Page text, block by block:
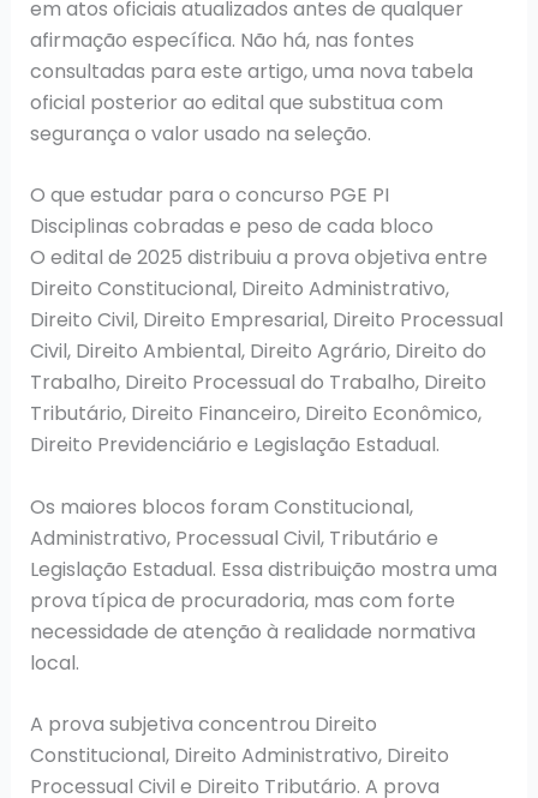
em atos oficiais atualizados antes de qualquer
afirmação específica. Não há, nas fontes
consultadas para este artigo, uma nova tabela
oficial posterior ao edital que substitua com
segurança o valor usado na seleção.
O que estudar para o concurso PGE PI
Disciplinas cobradas e peso de cada bloco
O edital de 2025 distribuiu a prova objetiva entre
Direito Constitucional, Direito Administrativo,
Direito Civil, Direito Empresarial, Direito Processual
Civil, Direito Ambiental, Direito Agrário, Direito do
Trabalho, Direito Processual do Trabalho, Direito
Tributário, Direito Financeiro, Direito Econômico,
Direito Previdenciário e Legislação Estadual.
Os maiores blocos foram Constitucional,
Administrativo, Processual Civil, Tributário e
Legislação Estadual. Essa distribuição mostra uma
prova típica de procuradoria, mas com forte
necessidade de atenção à realidade normativa
local.
A prova subjetiva concentrou Direito
Constitucional, Direito Administrativo, Direito
Processual Civil e Direito Tributário. A prova